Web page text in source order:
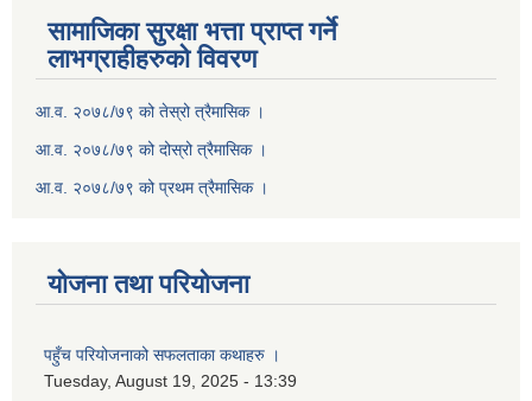
सामाजिका सुरक्षा भत्ता प्राप्त गर्ने
लाभग्राहीहरुको विवरण
आ.व. २०७८/७९ को तेस्रो त्रैमासिक ।
आ.व. २०७८/७९ को दोस्रो त्रैमासिक ।
आ.व. २०७८/७९ को प्रथम त्रैमासिक ।
योजना तथा परियोजना
पहुँच परियोजनाको सफलताका कथाहरु ।
Tuesday, August 19, 2025 - 13:39